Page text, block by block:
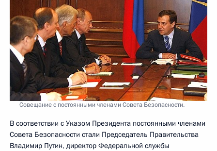
Совещание с постоянными членами Совета Безопасности.
В соответствии с Указом Президента постоянными членами
Совета Безопасности стали Председатель Правительства
Владимир Путин, директор Федеральной службы